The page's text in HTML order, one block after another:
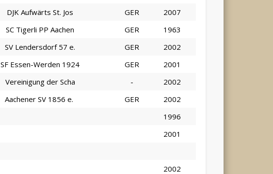
DJK Aufwärts St. Jos GER
2007
SC Tigerli PP Aachen GER
1963
SV Lendersdorf 57 e. GER
2002
SF Essen-Werden 1924 GER
2001
Vereinigung der Scha -
2002
Aachener SV 1856 e. GER
2002
1996
2001
2002